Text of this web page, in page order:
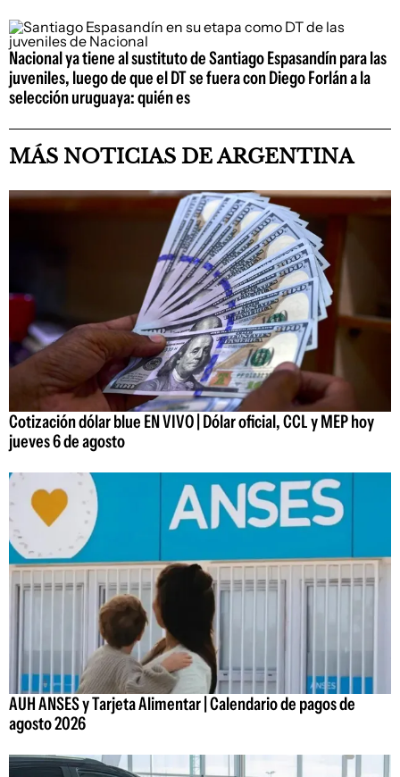
Nacional ya tiene al sustituto de Santiago Espasandín para las
juveniles, luego de que el DT se fuera con Diego Forlán a la
selección uruguaya: quién es
MÁS NOTICIAS DE ARGENTINA
Cotización dólar blue EN VIVO | Dólar oficial, CCL y MEP hoy
jueves 6 de agosto
AUH ANSES y Tarjeta Alimentar | Calendario de pagos de
agosto 2026